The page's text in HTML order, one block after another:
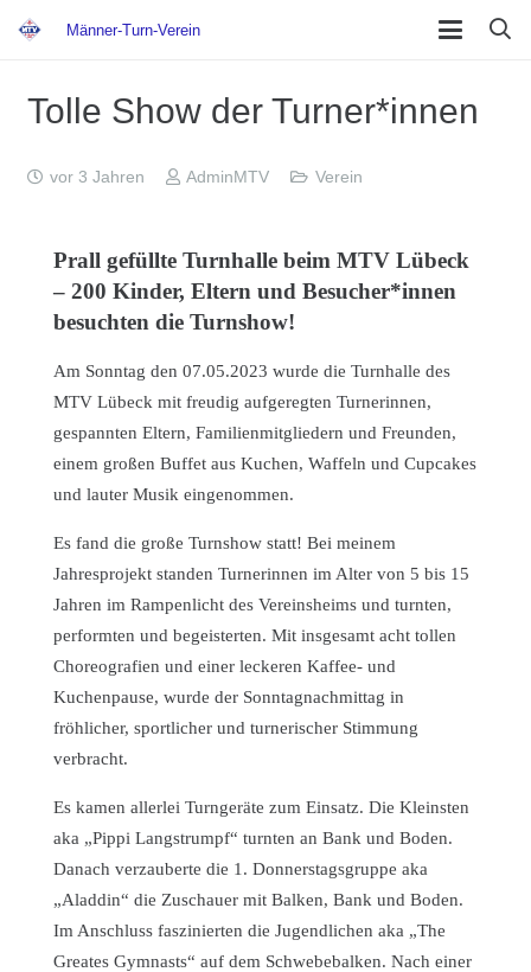
Männer-Turn-Verein
Tolle Show der Turner*innen
vor 3 Jahren AdminMTV Verein
Prall gefüllte Turnhalle beim MTV Lübeck
– 200 Kinder, Eltern und Besucher*innen
besuchten die Turnshow!
Am Sonntag den 07.05.2023 wurde die Turnhalle des
MTV Lübeck mit freudig aufgeregten Turnerinnen,
gespannten Eltern, Familienmitgliedern und Freunden,
einem großen Buffet aus Kuchen, Waffeln und Cupcakes
und lauter Musik eingenommen.
Es fand die große Turnshow statt! Bei meinem
Jahresprojekt standen Turnerinnen im Alter von 5 bis 15
Jahren im Rampenlicht des Vereinsheims und turnten,
performten und begeisterten. Mit insgesamt acht tollen
Choreografien und einer leckeren Kaffee- und
Kuchenpause, wurde der Sonntagnachmittag in
fröhlicher, sportlicher und turnerischer Stimmung
verbracht.
Es kamen allerlei Turngeräte zum Einsatz. Die Kleinsten
aka „Pippi Langstrumpf“ turnten an Bank und Boden.
Danach verzauberte die 1. Donnerstagsgruppe aka
„Aladdin“ die Zuschauer mit Balken, Bank und Boden.
Im Anschluss faszinierten die Jugendlichen aka „The
Greates Gymnasts“ auf dem Schwebebalken. Nach einer